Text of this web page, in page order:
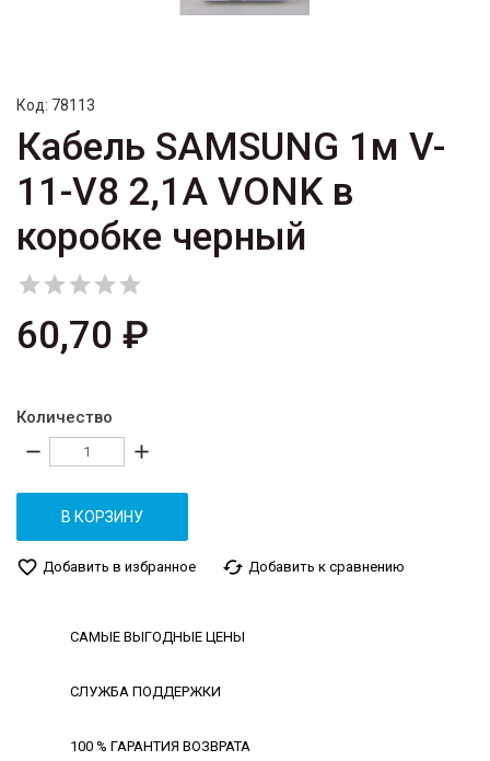
Код: 78113
Кабель SAMSUNG 1м V-
11-V8 2,1A VONK в
коробке черный

60,70 ₽
Количество
remove add
В КОРЗИНУ
favorite_border Добавить в избранное cached Добавить к сравнению
САМЫЕ ВЫГОДНЫЕ ЦЕНЫ
СЛУЖБА ПОДДЕРЖКИ
100 % ГАРАНТИЯ ВОЗВРАТА